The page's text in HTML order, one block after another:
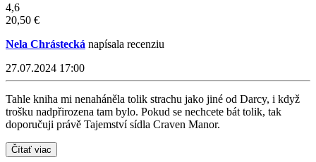
4,6
20,50 €
Nela Chrástecká napísala recenziu
27.07.2024 17:00
Tahle kniha mi nenaháněla tolik strachu jako jiné od Darcy, i když
trošku nadpřirozena tam bylo. Pokud se nechcete bát tolik, tak
doporučuji právě Tajemství sídla Craven Manor.
Čítať viac